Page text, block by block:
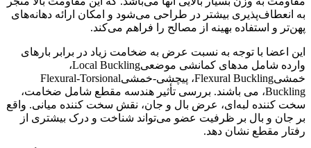
به انعطاف‌پذیری بیشتر در طراحی می‌شود و امکان ارائه دهانه‌های
پهن‌تر و استفاده بهینه از مصالح را فراهم می‌کند.
این اعضا با توجه به نسبت عرض به ضخامت زیاد در برابر بارهای
وارده شامل مدهای کمانشی موضعیLocal Buckling،
خمشیFlexural Buckling، پیچشی-خمشیFlexural-Torsional
Buckling، می باشند. بررسی تأثیر هندسه مقطع شامل ضخامت،
سخت کننده لبه‌ای، عرض بال و جان، نقش سخت کننده میانی. واقع
بر جان و بال بر ظرفیت عضو می‌تواند شناخت و درک بیشتری از
رفتار مقطع نشان دهد.